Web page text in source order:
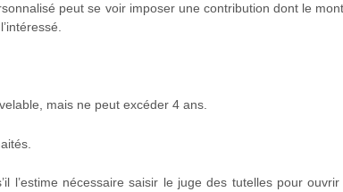
peut se voir imposer une contribution dont le
mais ne peut excéder 4 ans.
l’estime nécessaire saisir le juge des tutelles pour